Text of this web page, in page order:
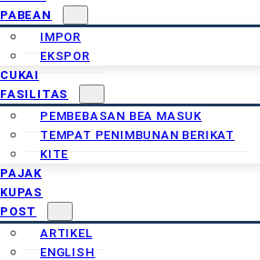
PABEAN
IMPOR
EKSPOR
CUKAI
FASILITAS
PEMBEBASAN BEA MASUK
TEMPAT PENIMBUNAN BERIKAT
KITE
PAJAK
KUPAS
POST
ARTIKEL
ENGLISH